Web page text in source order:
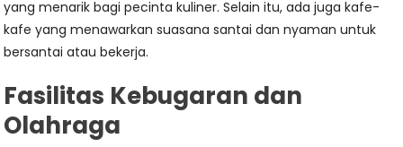
yang menarik bagi pecinta kuliner. Selain itu, ada juga kafe-
kafe yang menawarkan suasana santai dan nyaman untuk
bersantai atau bekerja.
Fasilitas Kebugaran dan
Olahraga